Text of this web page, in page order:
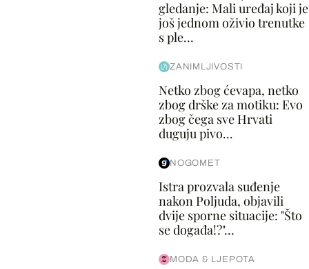
gledanje: Mali uređaj koji je
još jednom oživio trenutke
s ple...
ZANIMLJIVOSTI
Netko zbog ćevapa, netko
zbog drške za motiku: Evo
zbog čega sve Hrvati
duguju pivo...
NOGOMET
Istra prozvala suđenje
nakon Poljuda, objavili
dvije sporne situacije: "Što
se događa!?"...
MODA & LJEPOTA